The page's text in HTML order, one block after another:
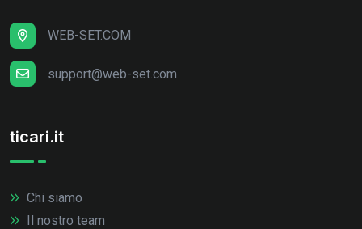
WEB-SET.COM
support@web-set.com
ticari.it
Chi siamo
Il nostro team